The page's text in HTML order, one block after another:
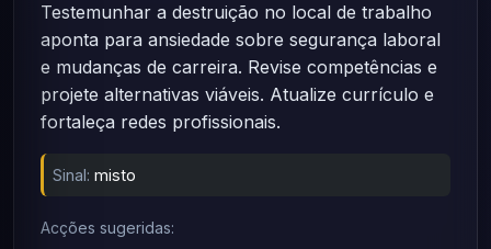
Testemunhar a destruição no local de trabalho
aponta para ansiedade sobre segurança laboral
e mudanças de carreira. Revise competências e
projete alternativas viáveis. Atualize currículo e
fortaleça redes profissionais.
Sinal: misto
Acções sugeridas: